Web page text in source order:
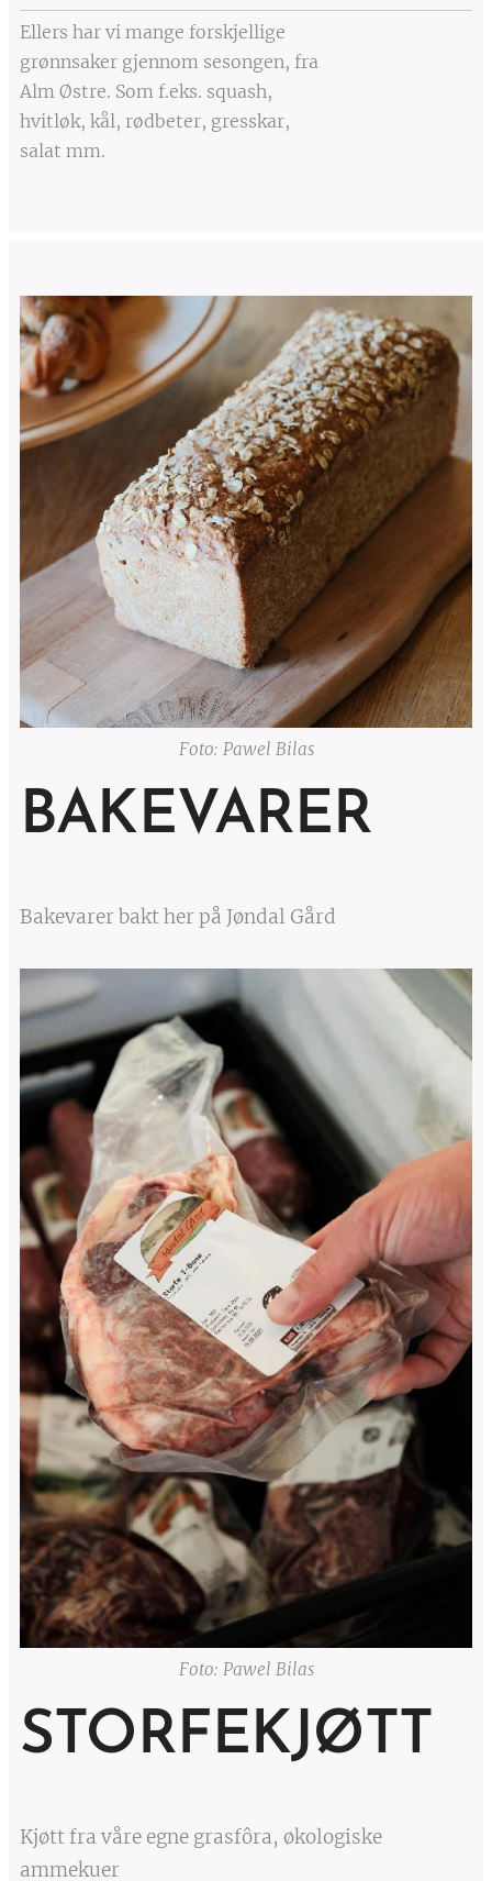
Ellers har vi mange forskjellige
grønnsaker gjennom sesongen, fra
Alm Østre. Som f.eks. squash,
hvitløk, kål, rødbeter, gresskar,
salat mm.
Foto: Pawel Bilas
BAKEVARER
Bakevarer bakt her på Jøndal Gård
Foto: Pawel Bilas
STORFEKJØTT
Kjøtt fra våre egne grasfôra, økologiske
ammekuer